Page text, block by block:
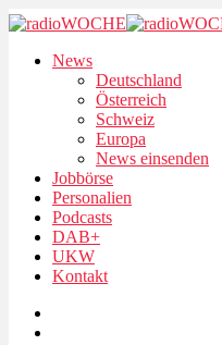
News
Deutschland
Österreich
Schweiz
Europa
News einsenden
Jobbörse
Personalien
Podcasts
DAB+
UKW
Kontakt